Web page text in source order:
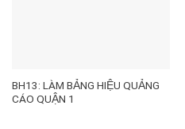
BH13: LÀM BẢNG HIỆU QUẢNG
CÁO QUẬN 1